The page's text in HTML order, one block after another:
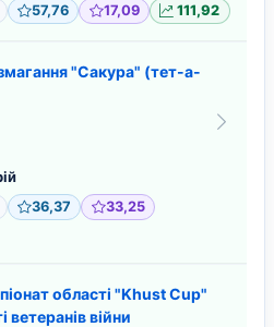
57,76 17,09 111,92
"Сакура" (тет-а-
36,37
33,25
області "Khust Cup"
ветеранів війни